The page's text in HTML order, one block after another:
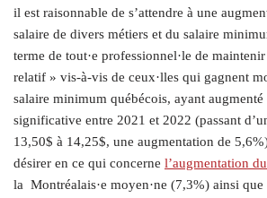
il est raisonnable de s’attendre à une
salaire de divers métiers et du salaire
terme de tout·e professionnel·le de
relatif » vis-à-vis de ceux·lles qui gagnent
salaire minimum québécois, ayant augmenté
significative entre 2021 et 2022 (passant
13,50$ à 14,25$, une augmentation de
désirer en ce qui concerne l’augmentation
la Montréalais·e moyen·ne (7,3%) ainsi que